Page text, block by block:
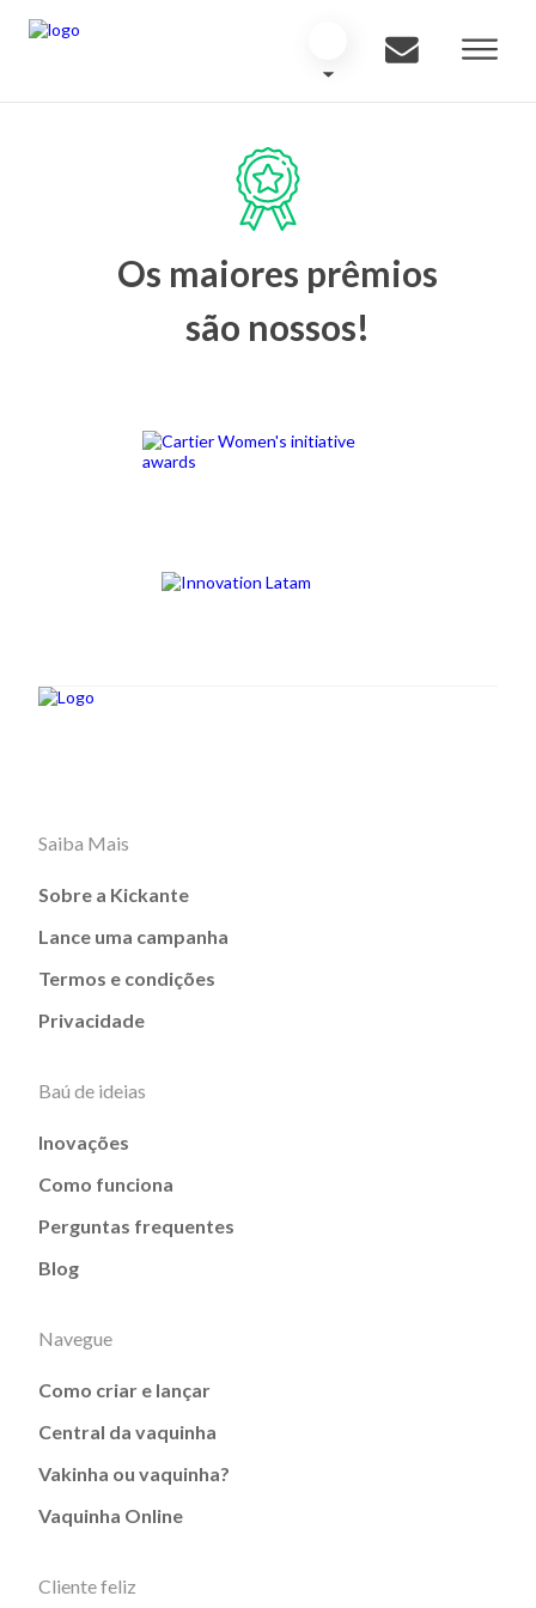
Os maiores prêmios
são nossos!
Saiba Mais
Sobre a Kickante
Lance uma campanha
Termos e condições
Privacidade
Baú de ideias
Inovações
Como funciona
Perguntas frequentes
Blog
Navegue
Como criar e lançar
Central da vaquinha
Vakinha ou vaquinha?
Vaquinha Online
Cliente feliz